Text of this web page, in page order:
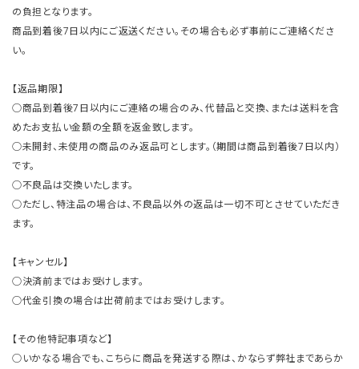
の負担となります。
商品到着後7日以内にご返送ください。その場合も必ず事前にご連絡くださ
い。
【返品期限】
○商品到着後7日以内にご連絡の場合のみ、代替品と交換、または送料を含
めたお支払い金額の全額を返金致します。
○未開封、未使用の商品のみ返品可とします。（期間は商品到着後7日以内）
です。
○不良品は交換いたします。
○ただし、特注品の場合は、不良品以外の返品は一切不可とさせていただき
ます。
【キャンセル】
○決済前まではお受けします。
○代金引換の場合は出荷前まではお受けします。
【その他特記事項など】
○いかなる場合でも、こちらに商品を発送する際は、かならず弊社まであらか